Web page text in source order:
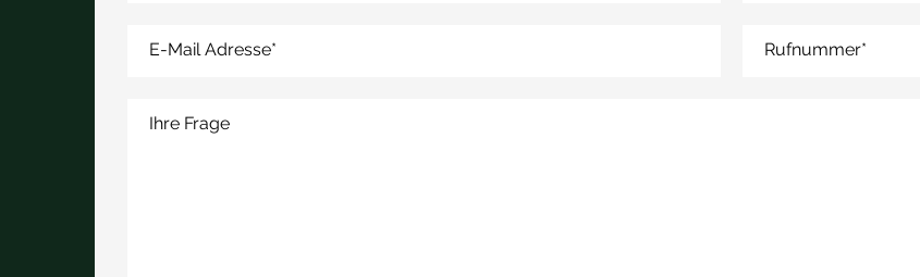
E-Mail Adresse* Rufnummer*
Ihre Frage